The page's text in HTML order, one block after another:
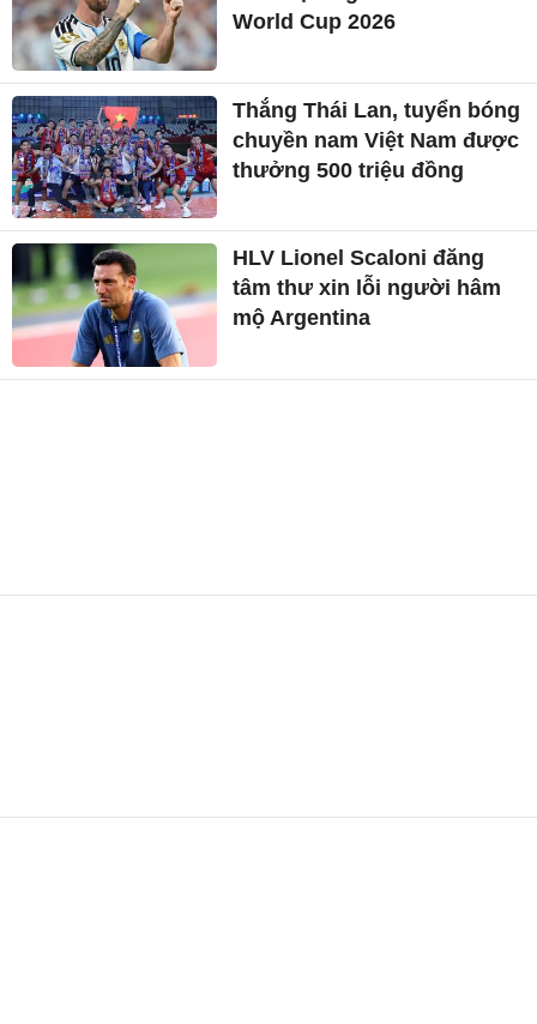
World Cup 2026
Thắng Thái Lan, tuyển bóng
chuyền nam Việt Nam được
thưởng 500 triệu đồng
HLV Lionel Scaloni đăng
tâm thư xin lỗi người hâm
mộ Argentina